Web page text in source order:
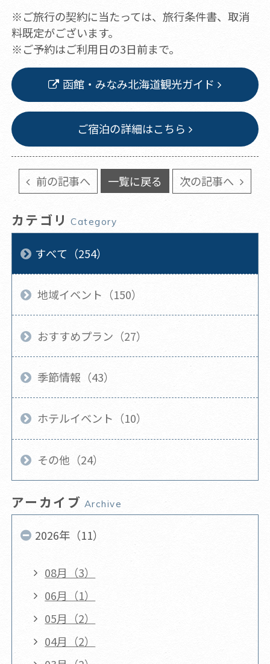
※ご旅行の契約に当たっては、旅行条件書、取消
料既定がございます。
※ご予約はご利用日の3日前まで。
函館・みなみ北海道観光ガイド
ご宿泊の詳細はこちら
前の記事へ 一覧に戻る 次の記事へ
カテゴリ Category
すべて（254）
地域イベント（150）
おすすめプラン（27）
季節情報（43）
ホテルイベント（10）
その他（24）
アーカイブ Archive
2026年（11）
08月（3）
06月（1）
05月（2）
04月（2）